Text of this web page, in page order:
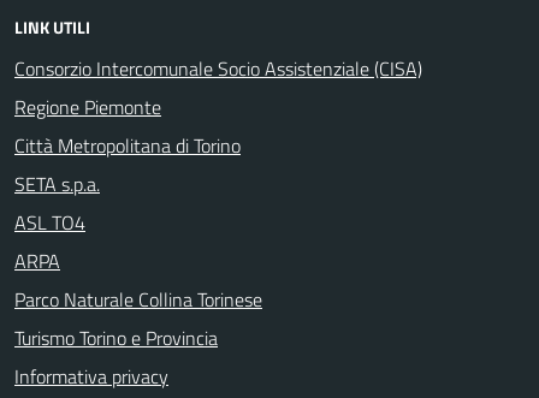
LINK UTILI
Consorzio Intercomunale Socio Assistenziale (CISA)
Regione Piemonte
Città Metropolitana di Torino
SETA s.p.a.
ASL TO4
ARPA
Parco Naturale Collina Torinese
Turismo Torino e Provincia
Informativa privacy